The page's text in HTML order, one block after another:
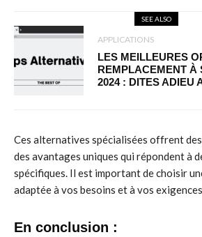
SEE ALSO
APPLICATIONS
LES MEILLEURES
REMPLACEMENT À
2024 : DITES ADIEU
Ces alternatives spécialisées offrent
des avantages uniques qui répondent à
spécifiques. Il est important de choisir
adaptée à vos besoins et à vos
En conclusion :